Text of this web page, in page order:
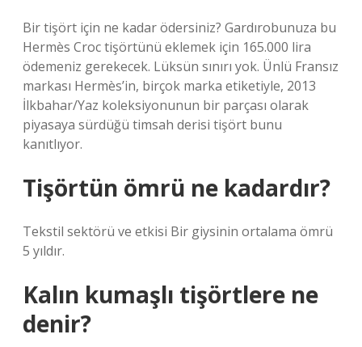
Bir tişört için ne kadar ödersiniz? Gardırobunuza bu
Hermès Croc tişörtünü eklemek için 165.000 lira
ödemeniz gerekecek. Lüksün sınırı yok. Ünlü Fransız
markası Hermès’in, birçok marka etiketiyle, 2013
İlkbahar/Yaz koleksiyonunun bir parçası olarak
piyasaya sürdüğü timsah derisi tişört bunu
kanıtlıyor.
Tişörtün ömrü ne kadardır?
Tekstil sektörü ve etkisi Bir giysinin ortalama ömrü
5 yıldır.
Kalın kumaşlı tişörtlere ne
denir?